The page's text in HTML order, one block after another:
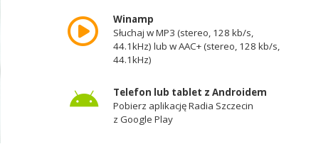
Winamp
Słuchaj w MP3 (stereo, 128 kb/s,
44.1kHz) lub w AAC+ (stereo, 128 kb/s,
44.1kHz)
Telefon lub tablet z Androidem
Pobierz aplikację Radia Szczecin
z Google Play